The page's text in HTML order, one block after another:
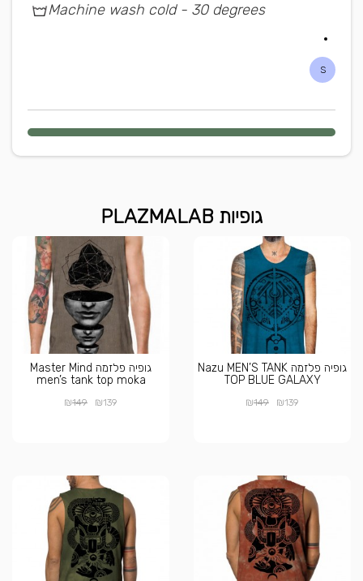
Machine wash cold - 30 degrees
S
גופיות PLAZMALAB
גופיה פלזמה Nazu MEN’S TANK
TOP BLUE GALAXY
₪139
₪149
גופיה פלזמה Master Mind
men’s tank top moka
₪139
₪149